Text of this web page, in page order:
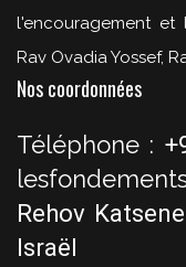
l'encouragement et
Rav Ovadia Yossef,
Nos coordonnées
Téléphone :
Rehov
Israël